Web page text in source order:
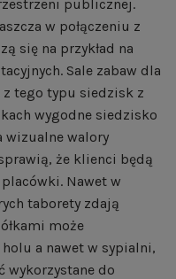
publicznej.
w połączeniu z
się na przykład na
Sale zabaw dla
z tego typu siedzisk z
wygodne siedzisko
wizualne walory
że klienci będą
Nawet w
taborety zdają
może
a nawet w sypialni,
wykorzystane do